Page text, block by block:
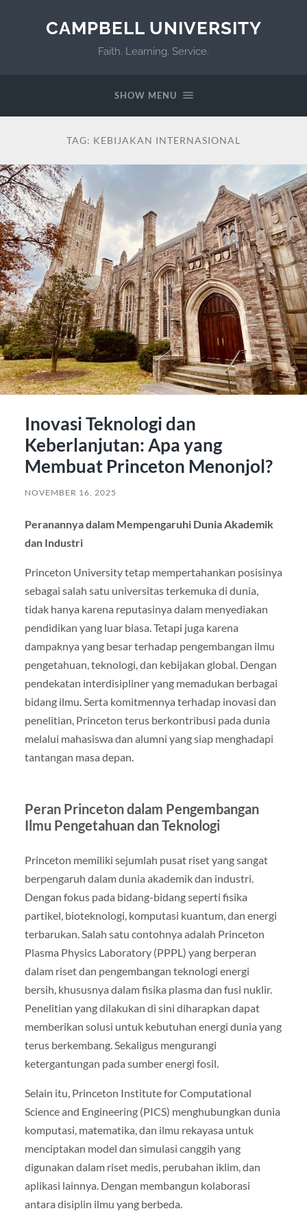
CAMPBELL UNIVERSITY
Faith. Learning. Service.
SHOW MENU
TAG: KEBIJAKAN INTERNASIONAL
Inovasi Teknologi dan
Keberlanjutan: Apa yang
Membuat Princeton Menonjol?
NOVEMBER 16, 2025
Peranannya dalam Mempengaruhi Dunia Akademik
dan Industri
Princeton University tetap mempertahankan posisinya
sebagai salah satu universitas terkemuka di dunia,
tidak hanya karena reputasinya dalam menyediakan
pendidikan yang luar biasa. Tetapi juga karena
dampaknya yang besar terhadap pengembangan ilmu
pengetahuan, teknologi, dan kebijakan global. Dengan
pendekatan interdisipliner yang memadukan berbagai
bidang ilmu. Serta komitmennya terhadap inovasi dan
penelitian, Princeton terus berkontribusi pada dunia
melalui mahasiswa dan alumni yang siap menghadapi
tantangan masa depan.
Peran Princeton dalam Pengembangan
Ilmu Pengetahuan dan Teknologi
Princeton memiliki sejumlah pusat riset yang sangat
berpengaruh dalam dunia akademik dan industri.
Dengan fokus pada bidang-bidang seperti fisika
partikel, bioteknologi, komputasi kuantum, dan energi
terbarukan. Salah satu contohnya adalah Princeton
Plasma Physics Laboratory (PPPL) yang berperan
dalam riset dan pengembangan teknologi energi
bersih, khususnya dalam fisika plasma dan fusi nuklir.
Penelitian yang dilakukan di sini diharapkan dapat
memberikan solusi untuk kebutuhan energi dunia yang
terus berkembang. Sekaligus mengurangi
ketergantungan pada sumber energi fosil.
Selain itu, Princeton Institute for Computational
Science and Engineering (PICS) menghubungkan dunia
komputasi, matematika, dan ilmu rekayasa untuk
menciptakan model dan simulasi canggih yang
digunakan dalam riset medis, perubahan iklim, dan
aplikasi lainnya. Dengan membangun kolaborasi
antara disiplin ilmu yang berbeda.